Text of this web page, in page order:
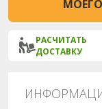
РАСЧИТАТЬ
ДОСТАВКУ